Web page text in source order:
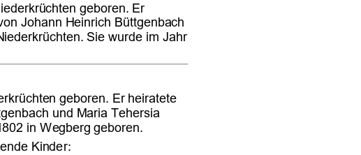






